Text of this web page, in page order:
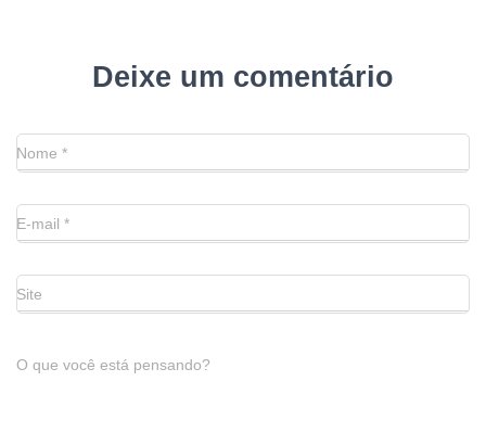
Deixe um comentário
Nome *
E-mail *
Site
O que você está pensando?